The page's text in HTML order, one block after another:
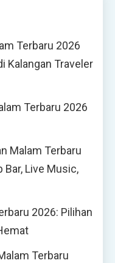
Terbaru 2026
Kalangan Traveler
Terbaru 2026
Malam Terbaru
Live Music,
2026: Pilihan
Terbaru